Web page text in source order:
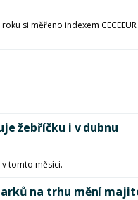
si měřeno indexem
žebříčku i v dubnu
tomto měsíci.
na trhu mění